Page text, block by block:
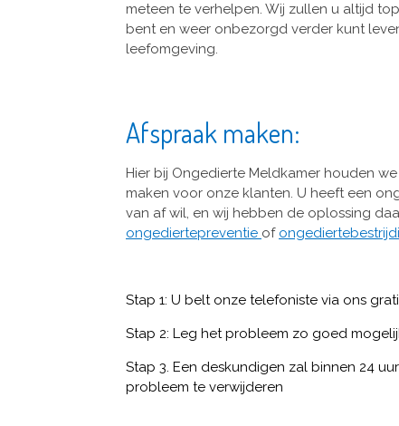
meteen te verhelpen. Wij zullen u altijd
bent en weer onbezorgd verder kunt
leefomgeving.
Afspraak maken:
Hier bij Ongedierte Meldkamer houden
maken voor onze klanten. U heeft een
van af wil, en wij hebben de oplossing
ongediertepreventie of
Stap 1: U belt onze telefoniste via ons
Stap 2: Leg het probleem zo goed
Stap 3. Een deskundigen zal binnen 24
probleem te verwijderen